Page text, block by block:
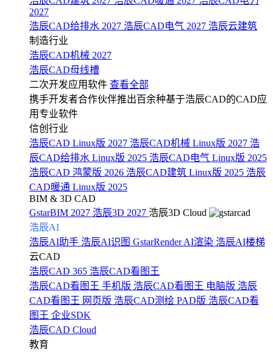
2027
浩辰CAD给排水 2027 浩辰CAD电气 2027 浩辰云建筑
制造行业
浩辰CAD机械 2027
浩辰CAD母线槽
二次开发应用软件 查看全部
携手开发者合作伙伴推出百余种基于浩辰CAD的CAD应
用专业软件
信创行业
浩辰CAD Linux版 2027 浩辰CAD机械 Linux版 2027 浩
辰CAD给排水 Linux版 2025 浩辰CAD电气 Linux版 2025
浩辰CAD 鸿蒙版 2026 浩辰CAD建筑 Linux版 2025 浩辰
CAD暖通 Linux版 2025
BIM & 3D CAD
GstarBIM 2027 浩辰3D 2027 浩辰3D Cloud
浩辰AI
浩辰AI助手 浩辰AI识图 GstarRender AI渲染 浩辰AI楼梯
云CAD
浩辰CAD 365 浩辰CAD看图王
浩辰CAD看图王 手机版 浩辰CAD看图王 电脑版 浩辰
CAD看图王 网页版 浩辰CAD测绘 PAD版 浩辰CAD看
图王 企业SDK
浩辰CAD Cloud
教育